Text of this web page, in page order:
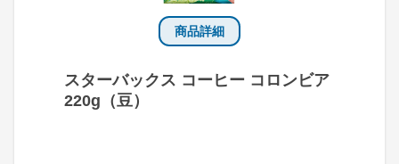
商品詳細
スターバックス コーヒー コロンビア
220g（豆）